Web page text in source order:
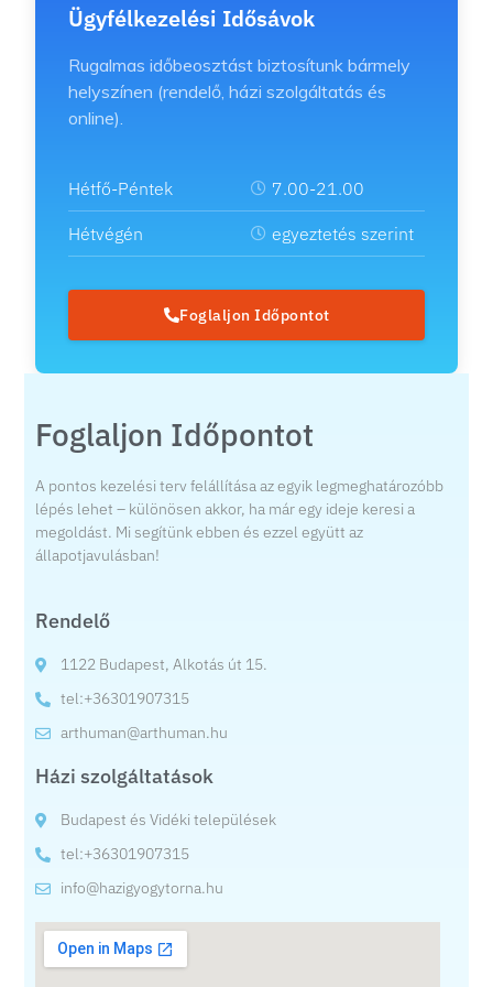
Ügyfélkezelési Idősávok
Rugalmas időbeosztást biztosítunk bármely
helyszínen (rendelő, házi szolgáltatás és
online).
Hétfő-Péntek 7.00-21.00
Hétvégén egyeztetés szerint
Foglaljon Időpontot
Foglaljon Időpontot
A pontos kezelési terv felállítása az egyik legmeghatározóbb
lépés lehet – különösen akkor, ha már egy ideje keresi a
megoldást. Mi segítünk ebben és ezzel együtt az
állapotjavulásban!
Rendelő
1122 Budapest, Alkotás út 15.
tel:+36301907315
arthuman@arthuman.hu
Házi szolgáltatások
Budapest és Vidéki települések
tel:+36301907315
info@hazigyogytorna.hu